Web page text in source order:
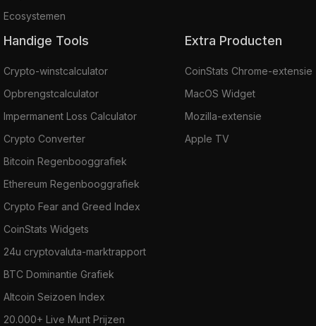
Ecosystemen
Handige Tools
Crypto-winstcalculator
Opbrengstcalculator
Impermanent Loss Calculator
Crypto Converter
Bitcoin Regenbooggrafiek
Ethereum Regenbooggrafiek
Crypto Fear and Greed Index
CoinStats Widgets
24u cryptovaluta-marktrapport
BTC Dominantie Grafiek
Altcoin Seizoen Index
20.000+ Live Munt Prijzen
Extra Producten
CoinStats Chrome-extensie
MacOS Widget
Mozilla-extensie
Apple TV